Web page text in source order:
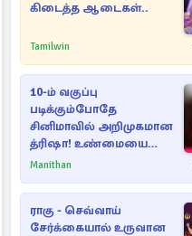
கிடைத்த ஆடைகள்..
Tamilwin
10-ம் வகுப்பு
படிக்கும்போதே
சினிமாவில் அறிமுகமான
த்ரிஷா! உண்மையை
பகிர்ந்த இயக்குநர் பிரவீன்
Manithan
ராகு - செவ்வாய்
சேர்க்கையால் உருவான